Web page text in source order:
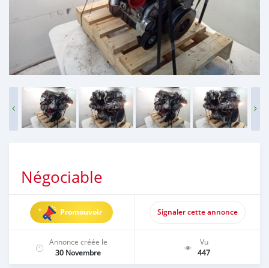
Négociable
Promouvoir Signaler cette annonce
Annonce créée le
30 Novembre
Vu
447